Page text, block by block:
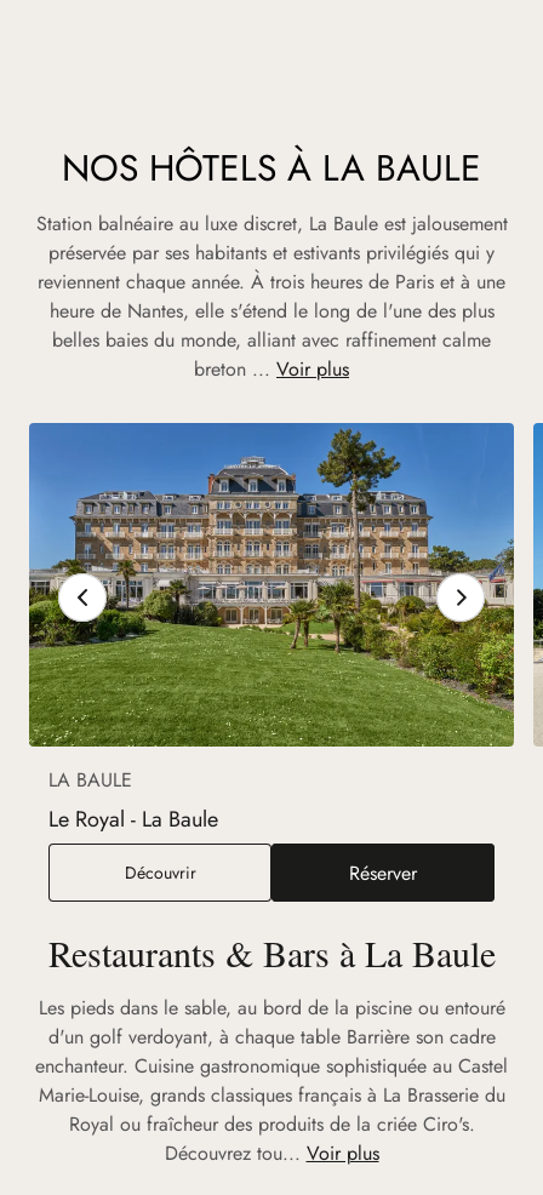
NOS HÔTELS À LA BAULE
Station balnéaire au luxe discret, La Baule est jalousement
préservée par ses habitants et estivants privilégiés qui y
reviennent chaque année. À trois heures de Paris et à une
heure de Nantes, elle s'étend le long de l'une des plus
belles baies du monde, alliant avec raffinement calme
breton ... Voir plus
LA BAULE
Le Royal - La Baule
DécouvrirLe Royal - La Baule
Réserver
(nouvel onglet)
Restaurants & Bars à La Baule
Les pieds dans le sable, au bord de la piscine ou entouré
d'un golf verdoyant, à chaque table Barrière son cadre
enchanteur. Cuisine gastronomique sophistiquée au Castel
Marie-Louise, grands classiques français à La Brasserie du
Royal ou fraîcheur des produits de la criée Ciro's.
Découvrez tou... Voir plus